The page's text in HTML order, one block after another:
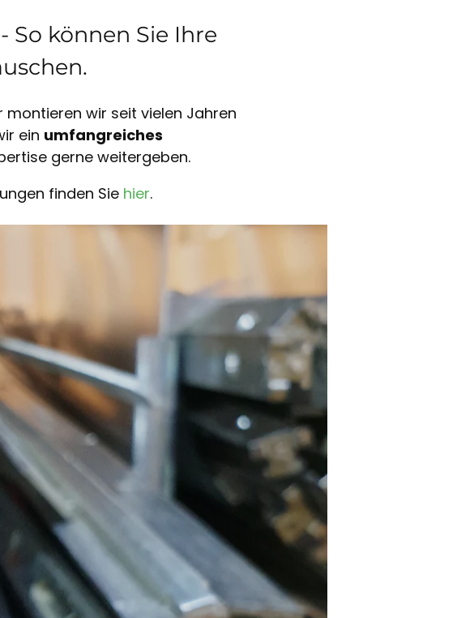
können Sie Ihre
montieren wir seit vielen Jahren
ein umfangreiches
gerne weitergeben.
finden Sie hier.